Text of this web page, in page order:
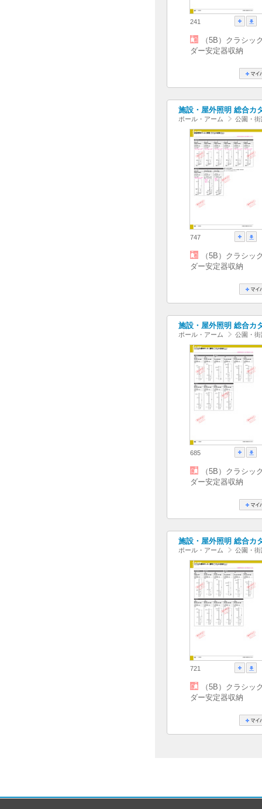
241
（5B）クラシッ
ダー安定器収納
施設・屋外照明 総合カ
ポール・アーム 公園・
747
（5B）クラシッ
ダー安定器収納
施設・屋外照明 総合カ
ポール・アーム 公園・
685
（5B）クラシッ
ダー安定器収納
施設・屋外照明 総合カ
ポール・アーム 公園・
721
（5B）クラシッ
ダー安定器収納